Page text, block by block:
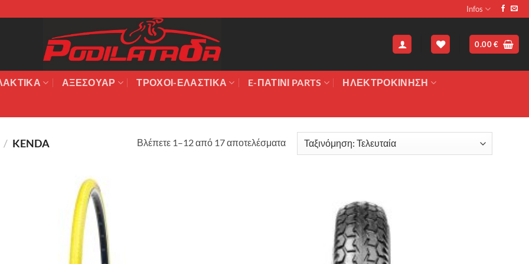
Infos
0.00€
ΑΞΕΣΟΥΆΡ ΤΡΟΧΟΙ-ΕΛΑΣΤΙΚΑ E-ΠΑΤΙΝΙ PARTS ΗΛΕΚΤΡΟΚΙΝΗΣΗ
/ KENDA Βλέπετε 1–12 από 17 αποτελέσματαSorted